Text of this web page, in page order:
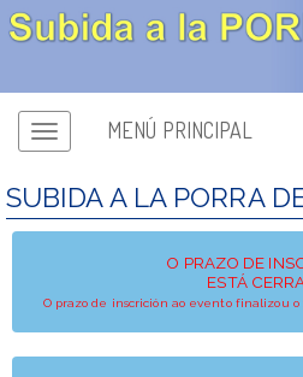
MENÚ PRINCIPAL
SUBIDA A LA PORRA
O PRAZO DE
ESTÁ
O prazo de inscrición ao evento finalizou o